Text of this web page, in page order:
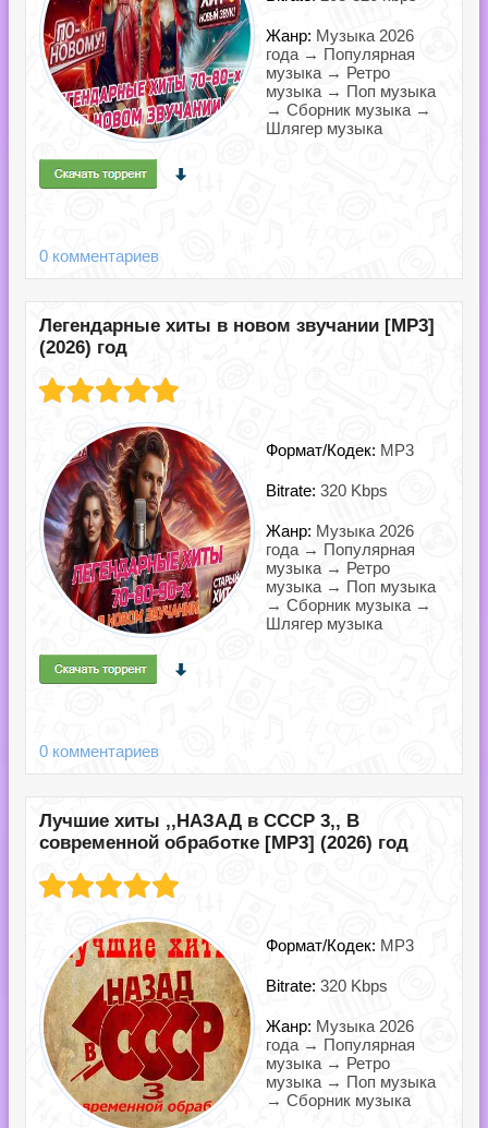
Жанр: Музыка 2026
года → Популярная
музыка → Ретро
музыка → Поп музыка
→ Сборник музыка →
Шлягер музыка
0 комментариев
Легендарные хиты в новом звучании [MP3]
(2026) год
Формат/Кодек: MP3
Bitrate: 320 Kbps
Жанр: Музыка 2026
года → Популярная
музыка → Ретро
музыка → Поп музыка
→ Сборник музыка →
Шлягер музыка
0 комментариев
Лучшие хиты ,,НАЗАД в СССР 3,, В
современной обработке [MP3] (2026) год
Формат/Кодек: MP3
Bitrate: 320 Kbps
Жанр: Музыка 2026
года → Популярная
музыка → Ретро
музыка → Поп музыка
→ Сборник музыка